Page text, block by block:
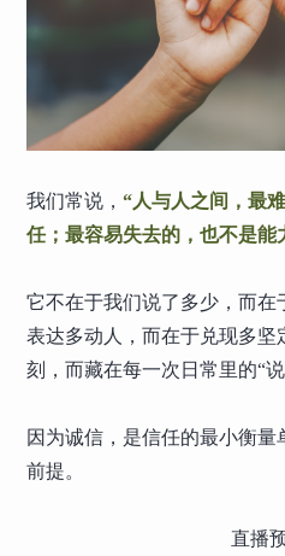
我们常说，“人与人之间，最
任；最容易失去的，也不是能
它不在于我们说了多少，而
表达多动人，而在于兑现多
刻，而藏在每一次日常里的“说
因为诚信，是信任的最小衡
前提。
直播